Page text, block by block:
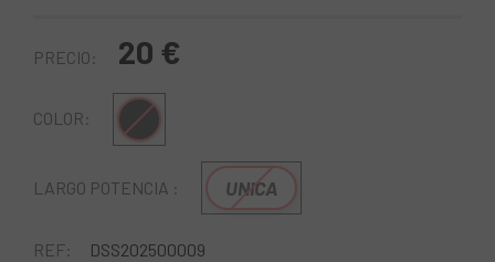
PRECIO: 20 €
COLOR: Multi
LARGO POTENCIA : UNICA
REF: DSS202500009